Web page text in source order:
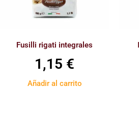
Fusilli rigati integrales
1,15 €
Añadir al carrito